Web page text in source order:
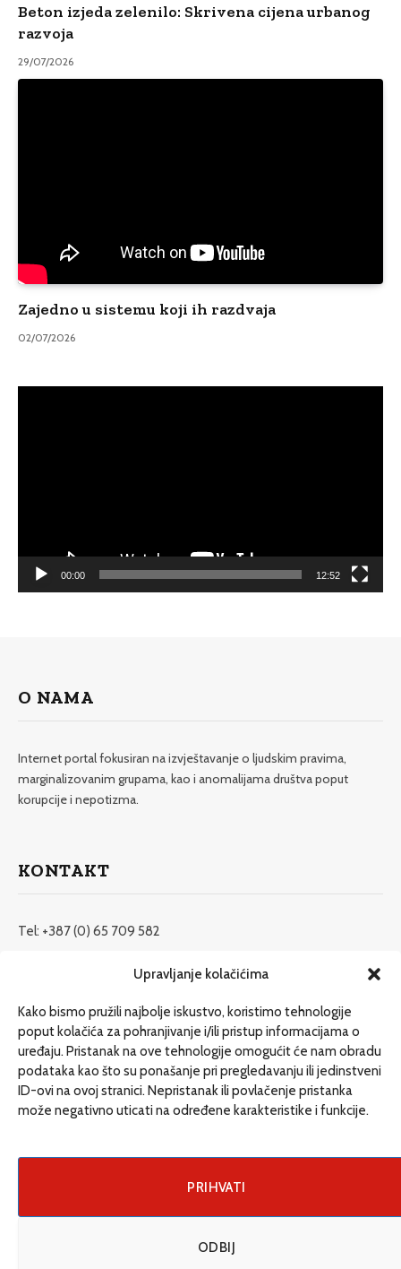
Upravljanje kolačićima
Kako bismo pružili najbolje iskustvo, koristimo tehnologije
poput kolačića za pohranjivanje i/ili pristup informacijama o
uređaju. Pristanak na ove tehnologije omogućit će nam obradu
podataka kao što su ponašanje pri pregledavanju ili jedinstveni
ID-ovi na ovoj stranici. Nepristanak ili povlačenje pristanka
može negativno uticati na određene karakteristike i funkcije.
PRIHVATI
ODBIJ
Beton izjeda zelenilo: Skrivena cijena urbanog
razvoja
29/07/2026
Zajedno u sistemu koji ih razdvaja
02/07/2026
00:00 12:52
O NAMA
Internet portal fokusiran na izvještavanje o ljudskim pravima,
marginalizovanim grupama, kao i anomalijama društva poput
korupcije i nepotizma.
KONTAKT
Tel: +387 (0) 65 709 582
redakcija@etrafika.net
Dosije
Drugi pišu
Društvo